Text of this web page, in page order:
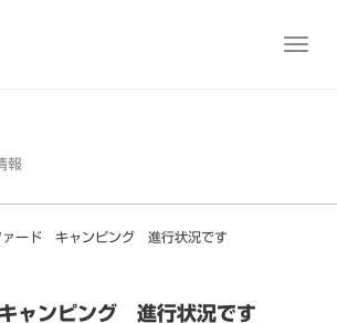
メ
報
ァード キャンピング 進行状況です
ャンピング 進行状況です